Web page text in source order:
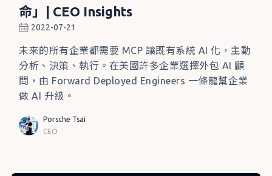
命」| CEO Insights
2022-07-21
未來的所有企業都需要 MCP 讓既有系統 AI 化，主動
分析、決策、執行。在美國許多企業選擇外包 AI 顧
問，由 Forward Deployed Engineers 一條龍幫企業
做 AI 升級。
Porsche Tsai
CEO